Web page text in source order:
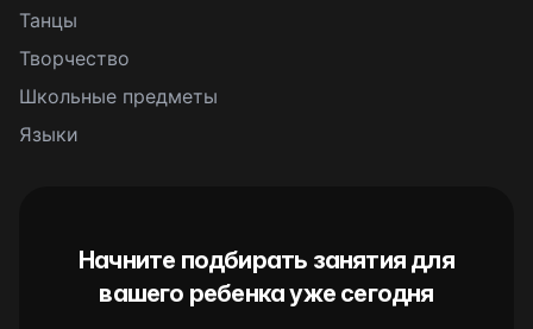
Танцы
Творчество
Школьные предметы
Языки
Начните подбирать занятия для
вашего ребенка уже сегодня